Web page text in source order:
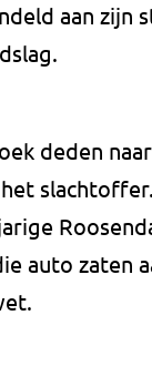
aan zijn
deden
auto zaten